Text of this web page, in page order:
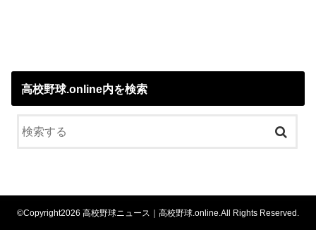
高校野球.online内を検索
©Copyright2026 高校野球ニュース｜高校野球.online .All Rights Reserved.